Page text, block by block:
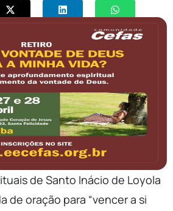
de Santo Inácio de Loyola
de oração para “vencer a si